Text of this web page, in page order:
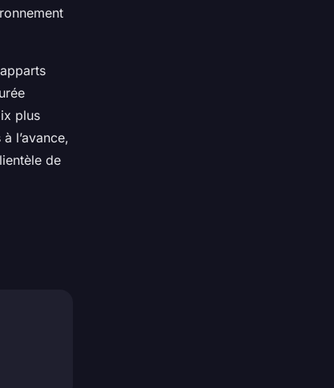
plus
l’avance,
de